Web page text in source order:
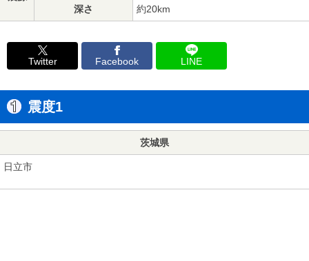
深さ 約20km
Twitter Facebook LINE
震度1
茨城県
日立市